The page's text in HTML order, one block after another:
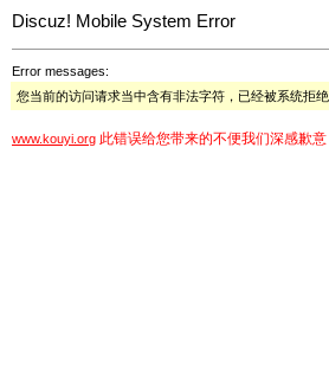
Discuz! Mobile System Error
Error messages:
您当前的访问请求当中含有非法字符，已经被系统拒绝
www.kouyi.org 此错误给您带来的不便我们深感歉意